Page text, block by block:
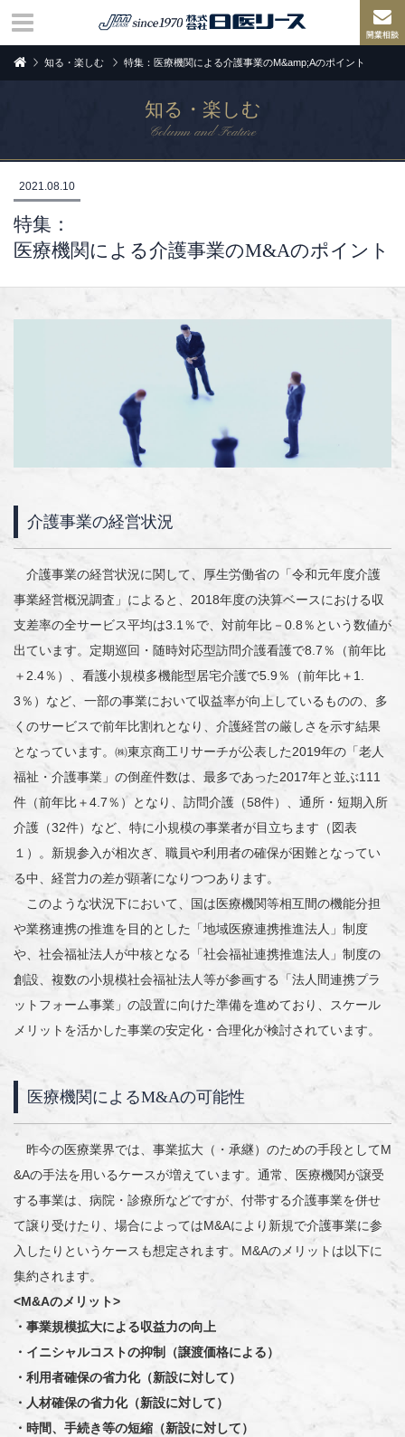
知る・楽しむ 特集：医療機関による介護事業のM&amp;Aのポイント
知る・楽しむ
Column and Feature
2021.08.10
特集：
医療機関による介護事業のM&Aのポイント
介護事業の経営状況
介護事業の経営状況に関して、厚生労働省の「令和元年度介護
事業経営概況調査」によると、2018年度の決算ベースにおける収
支差率の全サービス平均は3.1％で、対前年比－0.8％という数値が
出ています。定期巡回・随時対応型訪問介護看護で8.7％（前年比
＋2.4％）、看護小規模多機能型居宅介護で5.9％（前年比＋1.
3％）など、一部の事業において収益率が向上しているものの、多
くのサービスで前年比割れとなり、介護経営の厳しさを示す結果
となっています。㈱東京商工リサーチが公表した2019年の「老人
福祉・介護事業」の倒産件数は、最多であった2017年と並ぶ111
件（前年比＋4.7％）となり、訪問介護（58件）、通所・短期入所
介護（32件）など、特に小規模の事業者が目立ちます（図表
１）。新規参入が相次ぎ、職員や利用者の確保が困難となってい
る中、経営力の差が顕著になりつつあります。
このような状況下において、国は医療機関等相互間の機能分担
や業務連携の推進を目的とした「地域医療連携推進法人」制度
や、社会福祉法人が中核となる「社会福祉連携推進法人」制度の
創設、複数の小規模社会福祉法人等が参画する「法人間連携プラ
ットフォーム事業」の設置に向けた準備を進めており、スケール
メリットを活かした事業の安定化・合理化が検討されています。
医療機関によるM&Aの可能性
昨今の医療業界では、事業拡大（・承継）のための手段としてM
&Aの手法を用いるケースが増えています。通常、医療機関が譲受
する事業は、病院・診療所などですが、付帯する介護事業を併せ
て譲り受けたり、場合によってはM&Aにより新規で介護事業に参
入したりというケースも想定されます。M&Aのメリットは以下に
集約されます。
<M&Aのメリット>
・事業規模拡大による収益力の向上
・イニシャルコストの抑制（譲渡価格による）
・利用者確保の省力化（新設に対して）
・人材確保の省力化（新設に対して）
・時間、手続き等の短縮（新設に対して）